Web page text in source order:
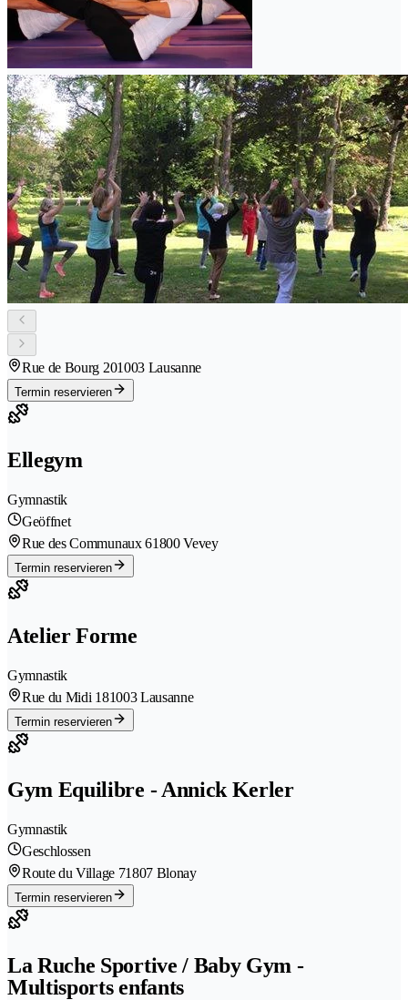
Rue de Bourg 201003 Lausanne
Termin reservieren
Ellegym
Gymnastik
Geöffnet
Rue des Communaux 61800 Vevey
Termin reservieren
Atelier Forme
Gymnastik
Rue du Midi 181003 Lausanne
Termin reservieren
Gym Equilibre - Annick Kerler
Gymnastik
Geschlossen
Route du Village 71807 Blonay
Termin reservieren
La Ruche Sportive / Baby Gym -
Multisports enfants